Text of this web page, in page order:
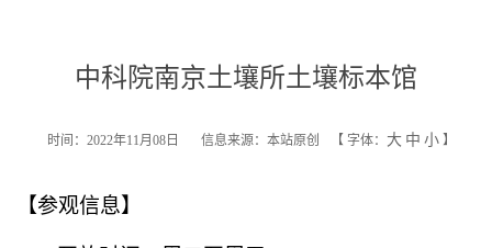
中科院南京土壤所土壤标本馆
时间：2022年11月08日 信息来源：本站原创 【 字体： 大 中 小 】
【参观信息】